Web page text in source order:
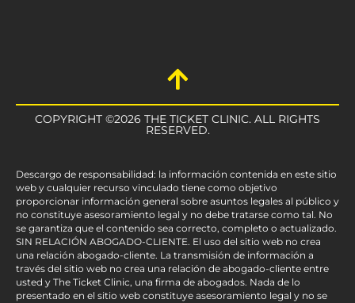
COPYRIGHT ©2026 THE TICKET CLINIC. ALL RIGHTS
RESERVED.
Descargo de responsabilidad: la información contenida en este sitio
web y cualquier recurso vinculado tiene como objetivo
proporcionar información general sobre asuntos legales al público y
no constituye asesoramiento legal y no debe tratarse como tal. No
se garantiza que el contenido sea correcto, completo o actualizado.
SIN RELACIÓN ABOGADO-CLIENTE. El uso del sitio web no crea
una relación abogado-cliente. La transmisión de información a
través del sitio web no crea una relación de abogado-cliente entre
usted y The Ticket Clinic, una firma de abogados. Nada de lo
presentado en el sitio web constituye asesoramiento legal y no se